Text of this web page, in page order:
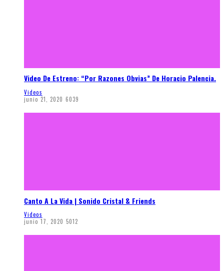
Video De Estreno: “Por Razones Obvias” De Horacio Palencia.
Videos
junio 21, 2020 6039
Canto A La Vida | Sonido Cristal & Friends
Videos
junio 17, 2020 5012